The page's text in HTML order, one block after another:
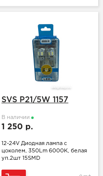
SVS P21/5W 1157
В наличии
1 250 р.
12-24V Диодная лампа с
цоколем, 350Lm 6000K, белая
уп.2шт 15SMD